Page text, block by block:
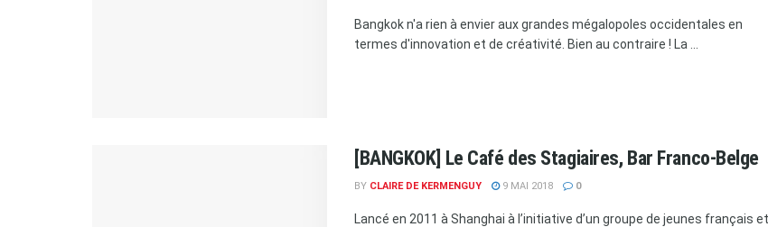
Bangkok n'a rien à envier aux grandes mégalopoles occidentales en
termes d'innovation et de créativité. Bien au contraire ! La ...
[BANGKOK] Le Café des Stagiaires, Bar Franco-Belge
BY CLAIRE DE KERMENGUY 9 MAI 2018 0
Lancé en 2011 à Shanghai à l’initiative d’un groupe de jeunes français et